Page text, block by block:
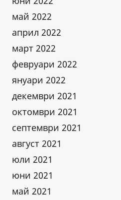
май 2022
април 2022
март 2022
февруари 2022
януари 2022
декември 2021
октомври 2021
септември 2021
август 2021
юли 2021
юни 2021
май 2021